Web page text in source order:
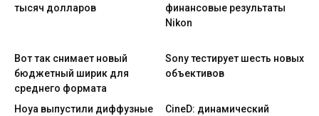
тысяч долларов
финансовые результаты
Nikon
Вот так снимает новый
бюджетный ширик для
среднего формата
Sony тестирует шесть новых
объективов
Hoya выпустили диффузные
CineD: динамический